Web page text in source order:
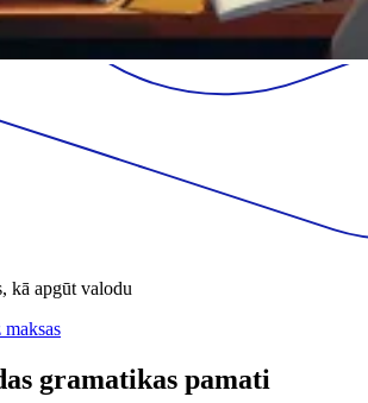
kā apgūt valodu
gramatikas pamati